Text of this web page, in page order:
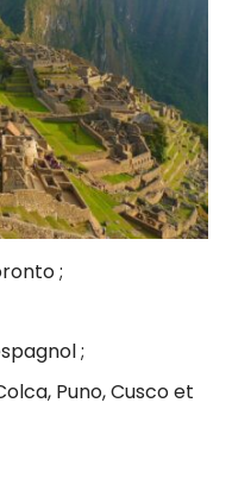
;
;
Puno,Cusco et